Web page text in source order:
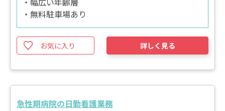
・無料駐車場あり
お気に入り 詳しく見る
急性期病院の日勤看護業務